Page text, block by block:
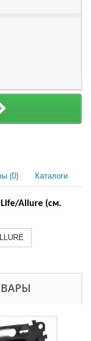
(0) Каталоги
Life/Allure (см.